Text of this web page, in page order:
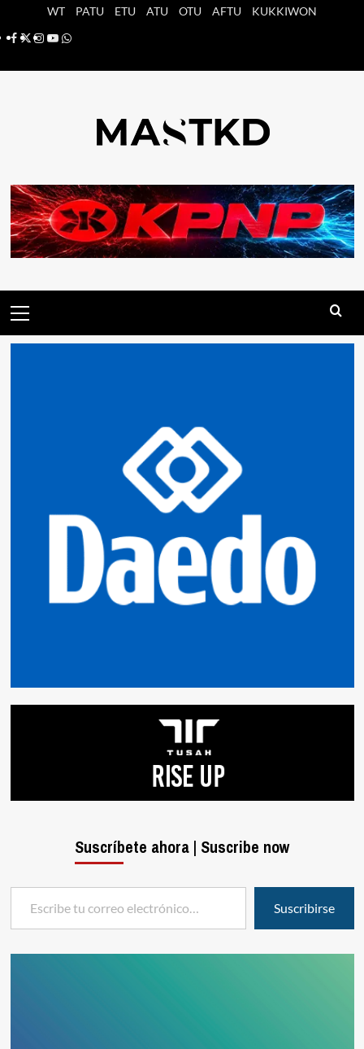
WT PATU ETU ATU OTU AFTU
KUKKIWON
Facebook
X Instagram
YouTube
Whatsapp
principal
Suscríbete ahora | Suscribe now
Escribe tu correo electrónico…
Suscribirse